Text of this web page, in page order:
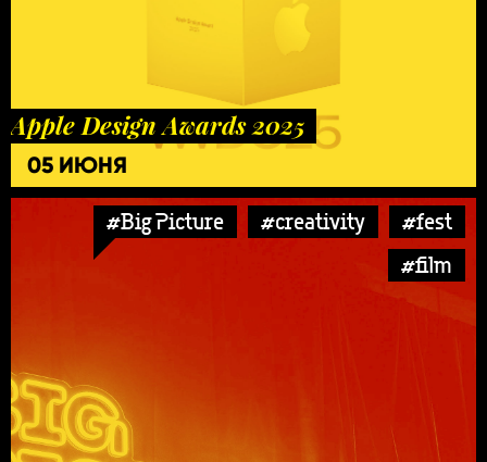
Apple Design Awards 2025
05 ИЮНЯ
#Big Picture #creativity
#fest
#film